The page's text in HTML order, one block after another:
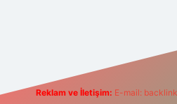
Reklam ve İletişim: E-mail: